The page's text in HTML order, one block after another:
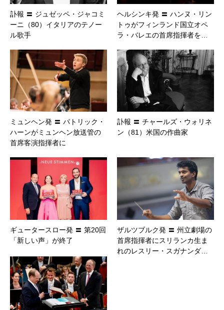
訃報 〓 ジュゼッペ・ジャコミ
ーニ（80）イタリアのテノー
ル歌手
ヘルシンキ発 〓 ハンヌ・リン
トゥがフィンランド国立オペ
ラ・バレエの首席指揮者を…
ミュンヘン発 〓 パトリック・
ハーンがミュンヘン放送管の
首席客演指揮者に
訃報 〓 チャールズ・ウォリネ
ン（81）米国の作曲家
ギュータースロー発 〓 第20回
「新しい声」が終了
ザルツブルク発 〓 州立劇場の
首席指揮者にスリランカ生ま
れのレスリー・スガナンダ…